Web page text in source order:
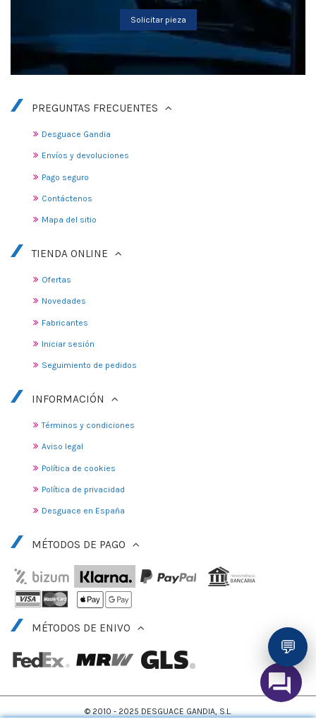
Solicitar pieza
PREGUNTAS FRECUENTES
Desguace Gandia
Envíos y devoluciones
Pago seguro
Contáctenos
Mapa del sitio
TIENDA ONLINE
Ofertas
Novedades
Fabricantes
Iniciar sesión
Seguimiento de pedidos
INFORMACIÓN
Términos y condiciones
Aviso legal
Política de cookies
Política de privacidad
Desguace en España
MÉTODOS DE PAGO
MÉTODOS DE ENIVO
💬
© 2010 - 2025 DESGUACE GANDIA, S.L.